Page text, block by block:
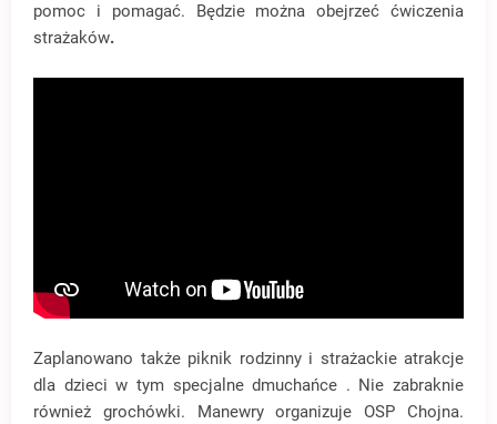
pomoc i pomagać. Będzie można obejrzeć ćwiczenia
strażaków.
Zaplanowano także piknik rodzinny i strażackie atrakcje
dla dzieci w tym specjalne dmuchańce . Nie zabraknie
również grochówki. Manewry organizuje OSP Chojna.